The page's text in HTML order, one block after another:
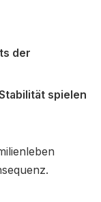
der
spielen